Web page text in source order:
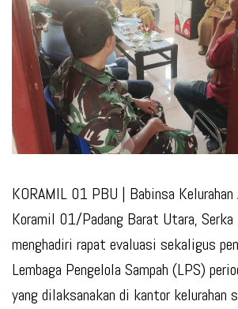
KORAMIL 01 PBU | Babinsa
Koramil 01/Padang Barat Utara,
menghadiri rapat evaluasi sekaligus
Lembaga Pengelola Sampah (LPS)
yang dilaksanakan di kantor kelurahan